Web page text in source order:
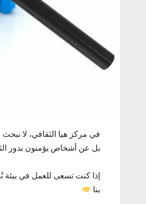
في مركز هيا الثقافي، لا
بل عن أشخاص يؤمنون بدور
إذا كنت تسعى للعمل في بيئة
بنا